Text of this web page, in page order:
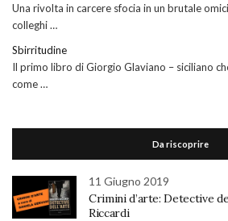
Una rivolta in carcere sfocia in un brutale
colleghi …
Sbirritudine
Il primo libro di Giorgio Glaviano – siciliano
come …
Da riscoprire
11 Giugno 2019
Crimini d’arte: Detective
Riccardi